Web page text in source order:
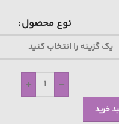
نوع محصول
-
+
خرید